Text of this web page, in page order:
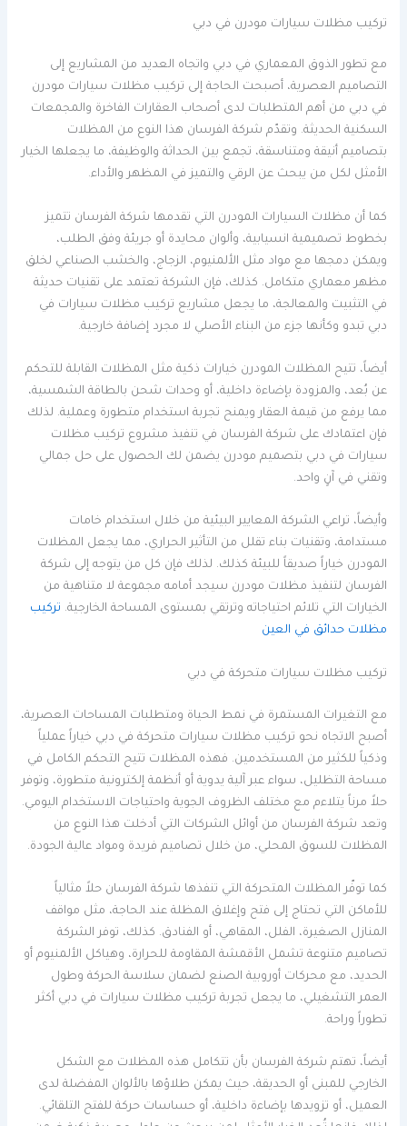
تركيب مظلات سيارات مودرن في دبي
مع تطور الذوق المعماري في دبي واتجاه العديد من المشاريع إلى
التصاميم العصرية، أصبحت الحاجة إلى تركيب مظلات سيارات مودرن
في دبي من أهم المتطلبات لدى أصحاب العقارات الفاخرة والمجمعات
السكنية الحديثة. وتقدّم شركة الفرسان هذا النوع من المظلات
بتصاميم أنيقة ومتناسقة، تجمع بين الحداثة والوظيفة، ما يجعلها الخيار
الأمثل لكل من يبحث عن الرقي والتميز في المظهر والأداء.
كما أن مظلات السيارات المودرن التي تقدمها شركة الفرسان تتميز
بخطوط تصميمية انسيابية، وألوان محايدة أو جريئة وفق الطلب،
ويمكن دمجها مع مواد مثل الألمنيوم، الزجاج، والخشب الصناعي لخلق
مظهر معماري متكامل. كذلك، فإن الشركة تعتمد على تقنيات حديثة
في التثبيت والمعالجة، ما يجعل مشاريع تركيب مظلات سيارات في
دبي تبدو وكأنها جزء من البناء الأصلي لا مجرد إضافة خارجية.
أيضاً، تتيح المظلات المودرن خيارات ذكية مثل المظلات القابلة للتحكم
عن بُعد، والمزودة بإضاءة داخلية، أو وحدات شحن بالطاقة الشمسية،
مما يرفع من قيمة العقار ويمنح تجربة استخدام متطورة وعملية. لذلك
فإن اعتمادك على شركة الفرسان في تنفيذ مشروع تركيب مظلات
سيارات في دبي بتصميم مودرن يضمن لك الحصول على حل جمالي
وتقني في آنٍ واحد.
وأيضاً، تراعي الشركة المعايير البيئية من خلال استخدام خامات
مستدامة، وتقنيات بناء تقلل من التأثير الحراري، مما يجعل المظلات
المودرن خياراً صديقاً للبيئة كذلك. لذلك فإن كل من يتوجه إلى شركة
الفرسان لتنفيذ مظلات مودرن سيجد أمامه مجموعة لا متناهية من
الخيارات التي تلائم احتياجاته وترتقي بمستوى المساحة الخارجية. تركيب
مظلات حدائق في العين
تركيب مظلات سيارات متحركة في دبي
مع التغيرات المستمرة في نمط الحياة ومتطلبات المساحات العصرية،
أصبح الاتجاه نحو تركيب مظلات سيارات متحركة في دبي خياراً عملياً
وذكياً للكثير من المستخدمين. فهذه المظلات تتيح التحكم الكامل في
مساحة التظليل، سواء عبر آلية يدوية أو أنظمة إلكترونية متطورة، وتوفر
حلاً مرناً يتلاءم مع مختلف الظروف الجوية واحتياجات الاستخدام اليومي.
وتعد شركة الفرسان من أوائل الشركات التي أدخلت هذا النوع من
المظلات للسوق المحلي، من خلال تصاميم فريدة ومواد عالية الجودة.
كما توفّر المظلات المتحركة التي تنفذها شركة الفرسان حلاً مثالياً
للأماكن التي تحتاج إلى فتح وإغلاق المظلة عند الحاجة، مثل مواقف
المنازل الصغيرة، الفلل، المقاهي، أو الفنادق. كذلك، توفر الشركة
تصاميم متنوعة تشمل الأقمشة المقاومة للحرارة، وهياكل الألمنيوم أو
الحديد، مع محركات أوروبية الصنع لضمان سلاسة الحركة وطول
العمر التشغيلي، ما يجعل تجربة تركيب مظلات سيارات في دبي أكثر
تطوراً وراحة.
أيضاً، تهتم شركة الفرسان بأن تتكامل هذه المظلات مع الشكل
الخارجي للمبنى أو الحديقة، حيث يمكن طلاؤها بالألوان المفضلة لدى
العميل، أو تزويدها بإضاءة داخلية، أو حساسات حركة للفتح التلقائي.